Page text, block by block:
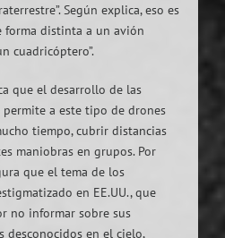
Según explica, eso es
forma distinta a un avión
cuadricóptero”.
que el desarrollo de las
a este tipo de drones
tiempo, cubrir distancias
maniobras en grupos. Por
que el tema de los
en EE.UU., que
no informar sobre sus
desconocidos en el cielo,